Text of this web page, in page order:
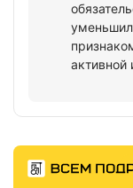
активной